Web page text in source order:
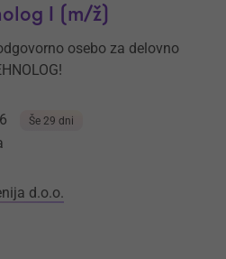
I (m/ž)
osebo za delovno
Še 29 dni
d.o.o.